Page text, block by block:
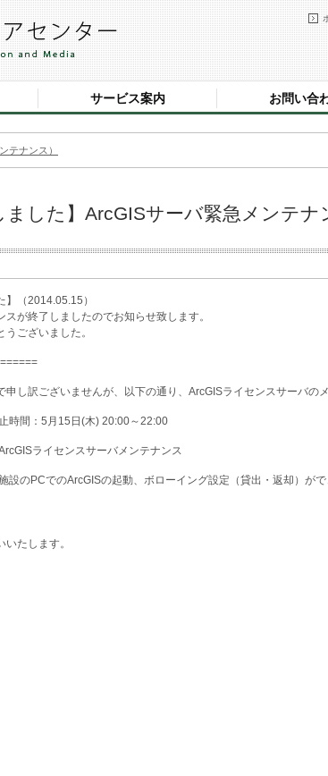
サービス案内 お問い合
テナンス）
ました】ArcGISサーバ緊急メンテ
】（2014.05.15）
スが終了しましたのでお知らせ致します。
うございました。
申し訳ございませんが、以下の通り、ArcGISライセンスサーバの
時間：5月15日(木) 20:00～22:00
ライセンスサーバメンテナンス
設のPCでのArcGISの起動、ボローイング設定（貸出・返却）が
いたします。